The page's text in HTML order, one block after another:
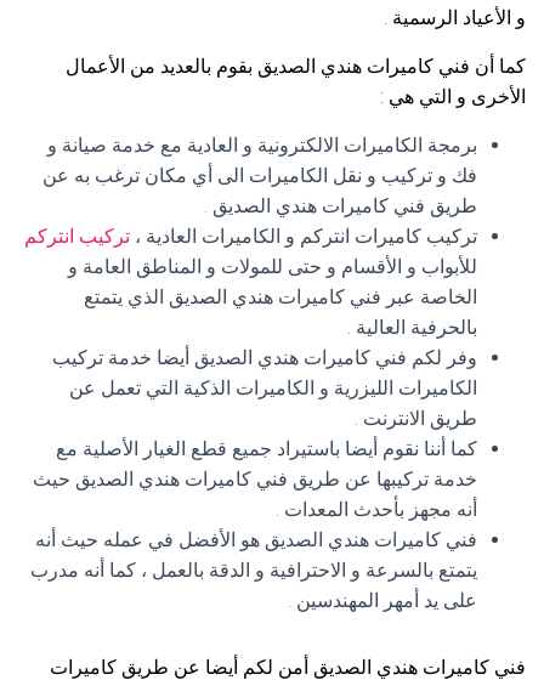
و الأعياد الرسمية .
كما أن فني كاميرات هندي الصديق بقوم بالعديد من الأعمال
الأخرى و التي هي :
برمجة الكاميرات الالكترونية و العادية مع خدمة صيانة و
فك و تركيب و نقل الكاميرات الى أي مكان ترغب به عن
طريق فني كاميرات هندي الصديق .
تركيب كاميرات انتركم و الكاميرات العادية ، تركيب انتركم
للأبواب و الأقسام و حتى للمولات و المناطق العامة و
الخاصة عبر فني كاميرات هندي الصديق الذي يتمتع
بالحرفية العالية .
وفر لكم فني كاميرات هندي الصديق أيضا خدمة تركيب
الكاميرات الليزرية و الكاميرات الذكية التي تعمل عن
طريق الانترنت .
كما أننا نقوم أيضا باستيراد جميع قطع الغيار الأصلية مع
خدمة تركيبها عن طريق فني كاميرات هندي الصديق حيث
أنه مجهز بأحدث المعدات .
فني كاميرات هندي الصديق هو الأفضل في عمله حيث أنه
يتمتع بالسرعة و الاحترافية و الدقة بالعمل ، كما أنه مدرب
على يد أمهر المهندسين .
فني كاميرات هندي الصديق أمن لكم أيضا عن طريق كاميرات